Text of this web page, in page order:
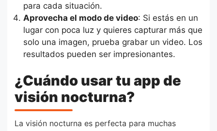
para cada situación.
Aprovecha el modo de video: Si estás en un
lugar con poca luz y quieres capturar más que
solo una imagen, prueba grabar un video. Los
resultados pueden ser impresionantes.
¿Cuándo usar tu app de
visión nocturna?
La visión nocturna es perfecta para muchas